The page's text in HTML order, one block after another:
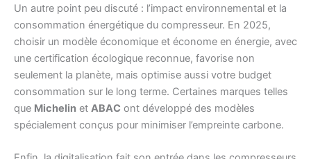
Un autre point peu discuté : l’impact environnemental et la
consommation énergétique du compresseur. En 2025,
choisir un modèle économique et économe en énergie, avec
une certification écologique reconnue, favorise non
seulement la planète, mais optimise aussi votre budget
consommation sur le long terme. Certaines marques telles
que Michelin et ABAC ont développé des modèles
spécialement conçus pour minimiser l’empreinte carbone.